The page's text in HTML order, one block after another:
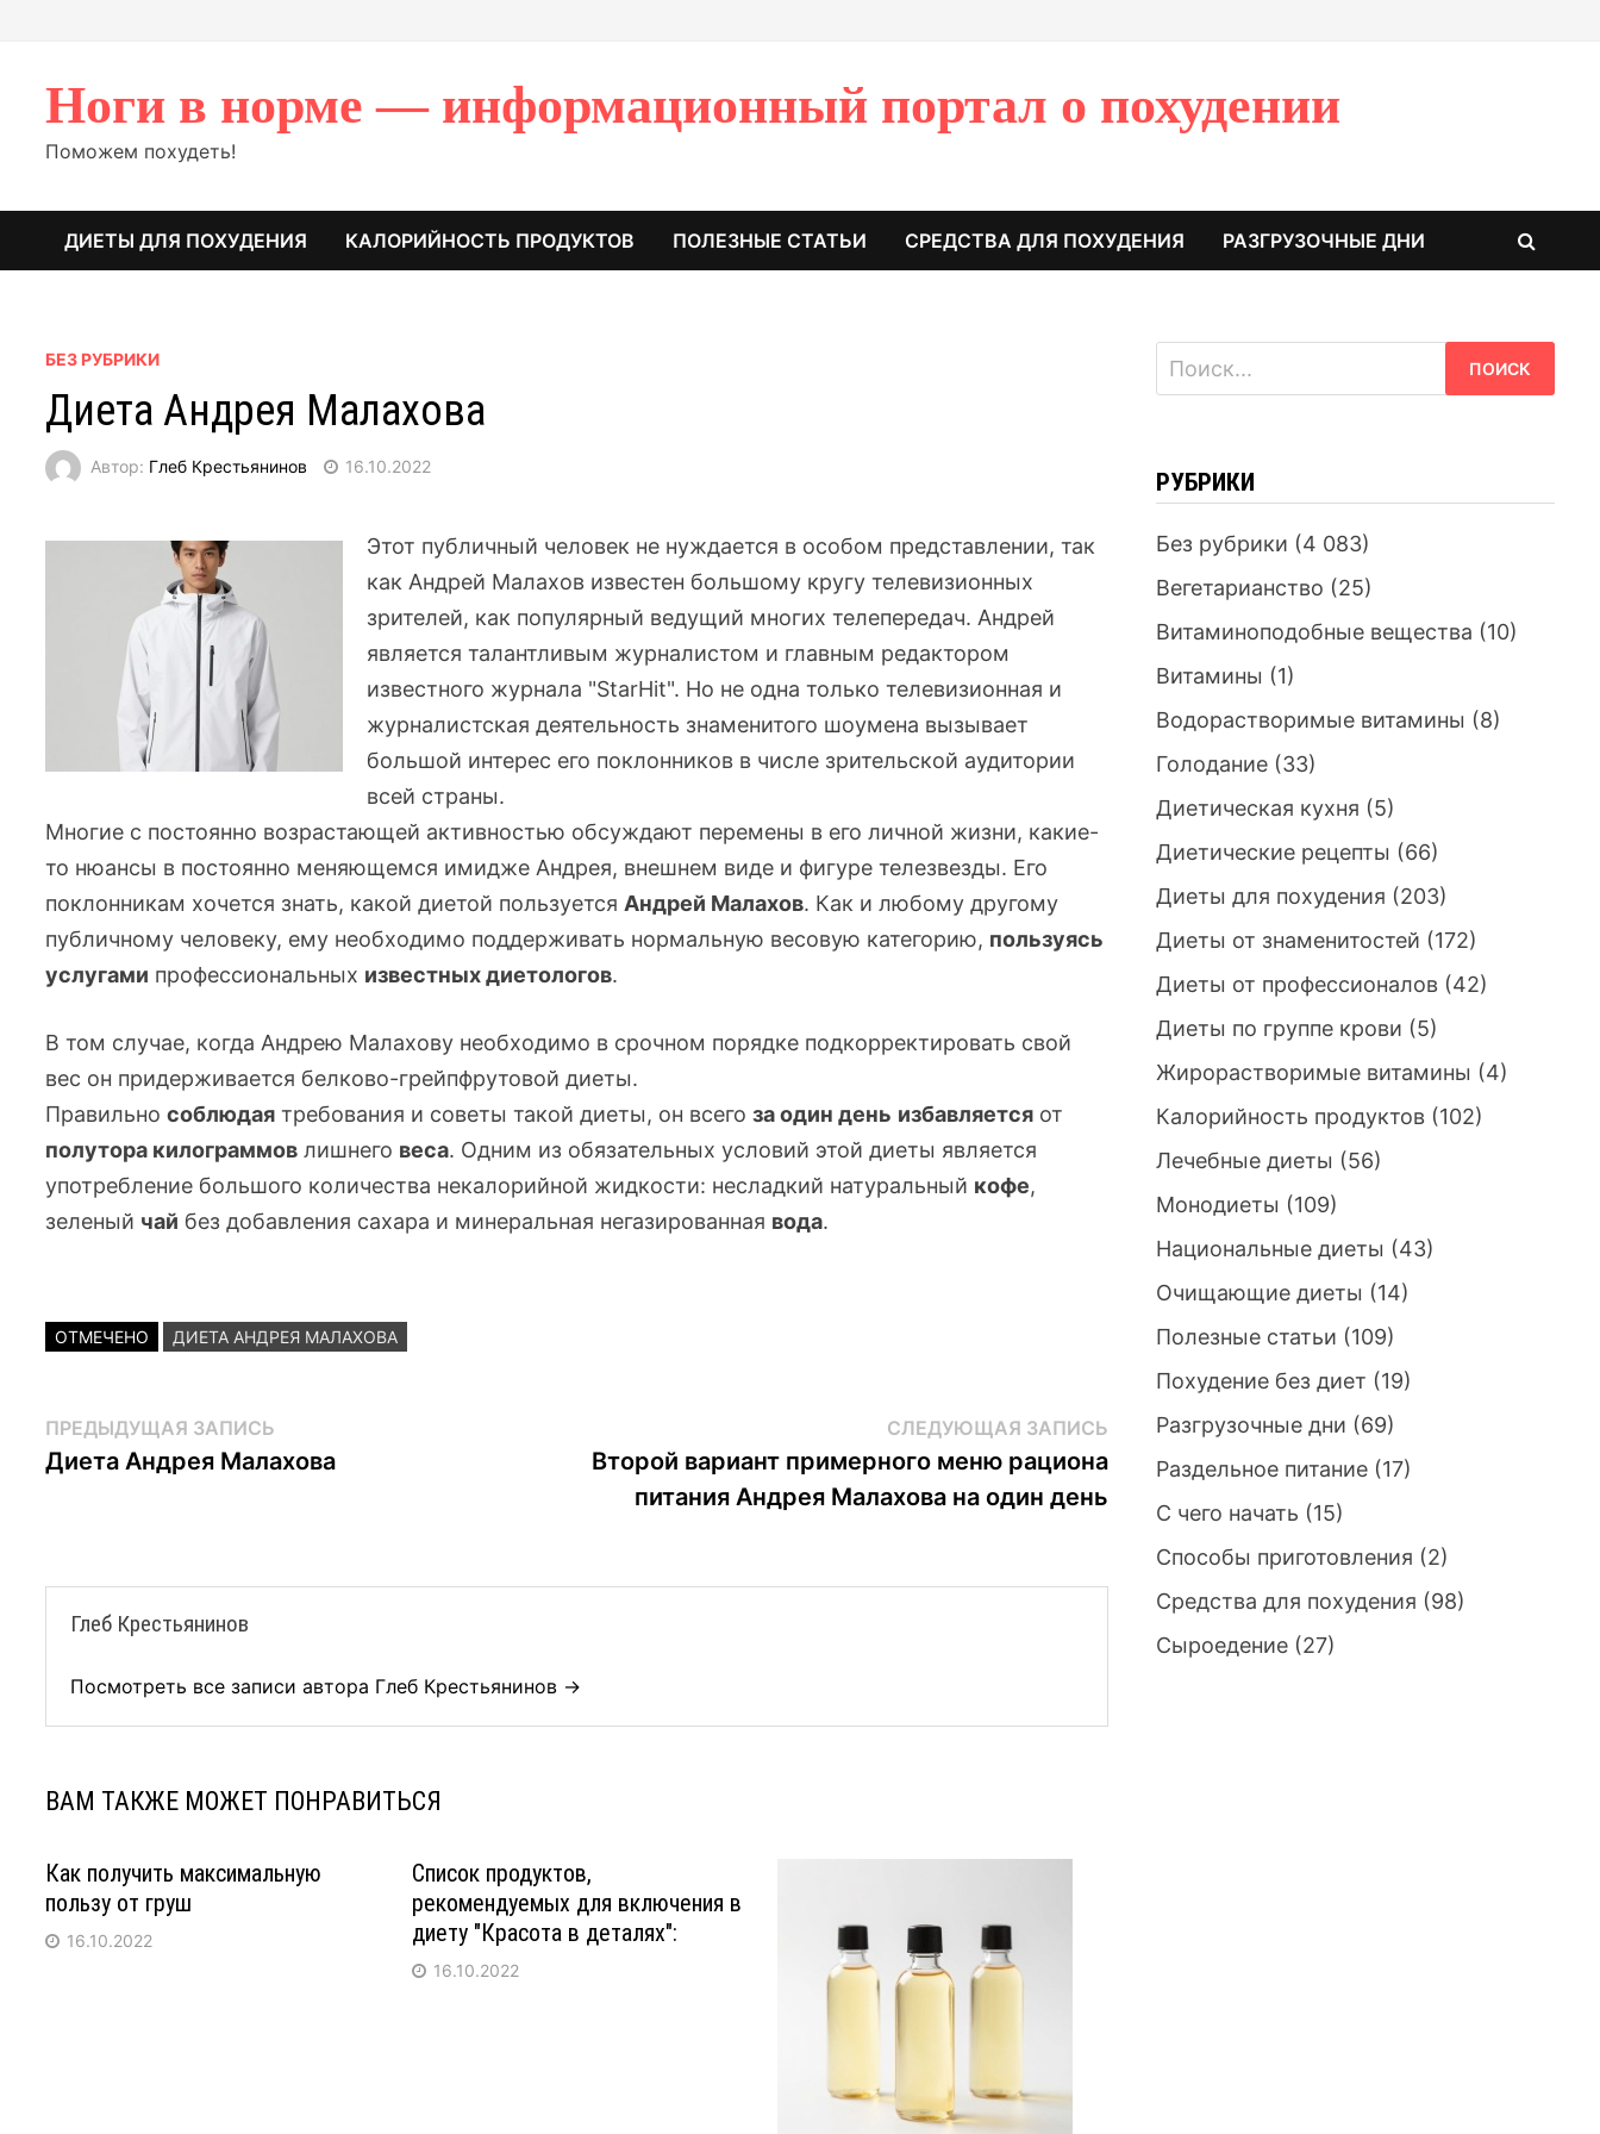
Ноги в норме — информационный портал о похудении
Поможем похудеть!
ДИЕТЫ ДЛЯ ПОХУДЕНИЯ КАЛОРИЙНОСТЬ ПРОДУКТОВ ПОЛЕЗНЫЕ СТАТЬИ СРЕДСТВА ДЛЯ ПОХУДЕНИЯ РАЗГРУЗОЧНЫЕ ДНИ
БЕЗ РУБРИКИ
Диета Андрея Малахова
Автор: Глеб Крестьянинов 16.10.2022
Этот публичный человек не нуждается в особом представлении, так
как Андрей Малахов известен большому кругу телевизионных
зрителей, как популярный ведущий многих телепередач. Андрей
является талантливым журналистом и главным редактором
известного журнала "StarHit". Но не одна только телевизионная и
журналистская деятельность знаменитого шоумена вызывает
большой интерес его поклонников в числе зрительской аудитории
всей страны.
Многие с постоянно возрастающей активностью обсуждают перемены в его личной жизни, какие-
то нюансы в постоянно меняющемся имидже Андрея, внешнем виде и фигуре телезвезды. Его
поклонникам хочется знать, какой диетой пользуется Андрей Малахов. Как и любому другому
публичному человеку, ему необходимо поддерживать нормальную весовую категорию, пользуясь
услугами профессиональных известных диетологов.
В том случае, когда Андрею Малахову необходимо в срочном порядке подкорректировать свой
вес он придерживается белково-грейпфрутовой диеты.
Правильнособлюдая требования и советы такой диеты, он всегоза один день избавляется от
полутора килограммов лишнего веса. Одним из обязательных условий этой диеты является
употребление большого количества некалорийной жидкости: несладкий натуральный кофе,
зеленый чай без добавления сахара и минеральная негазированная вода.
ОТМЕЧЕНО ДИЕТА АНДРЕЯ МАЛАХОВА
Навигация
по
ПРЕДЫДУЩАЯ ЗАПИСЬ
запись:
Диета Андрея Малахова
СЛЕДУЮЩАЯ ЗАПИСЬСледующая
запись:
Второй вариант примерного меню рациона
питания Андрея Малахова на один день
Глеб Крестьянинов
Посмотреть все записи автора Глеб Крестьянинов →
ВАМ ТАКЖЕ МОЖЕТ ПОНРАВИТЬСЯ
Как получить максимальную
пользу от груш
16.10.2022
Список продуктов,
рекомендуемых для включения в
диету "Красота в деталях":
16.10.2022
Найти:
РУБРИКИ
Без рубрики (4 083)
Вегетарианство (25)
Витаминоподобные вещества (10)
Витамины (1)
Водорастворимые витамины (8)
Голодание(33)
Диетическая кухня (5)
Диетические рецепты (66)
Диеты для похудения (203)
Диеты от знаменитостей (172)
Диеты от профессионалов(42)
Диеты по группе крови (5)
Жирорастворимые витамины (4)
Калорийность продуктов(102)
Лечебные диеты (56)
Монодиеты (109)
Национальные диеты (43)
Очищающие диеты (14)
Полезные статьи (109)
Похудение без диет (19)
Разгрузочные дни (69)
Раздельное питание(17)
С чего начать (15)
Способы приготовления (2)
Средства для похудения (98)
Сыроедение(27)